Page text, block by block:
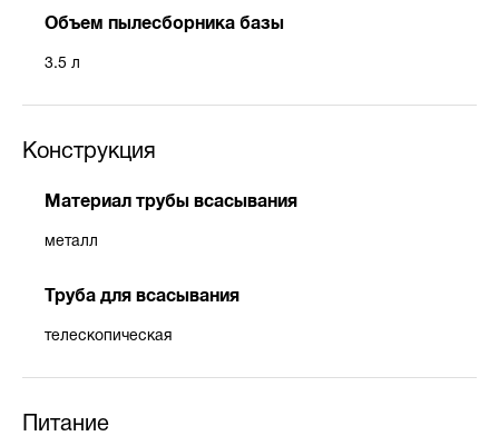
Объем пылесборника базы
3.5 л
Конструкция
Материал трубы всасывания
металл
Труба для всасывания
телескопическая
Питание